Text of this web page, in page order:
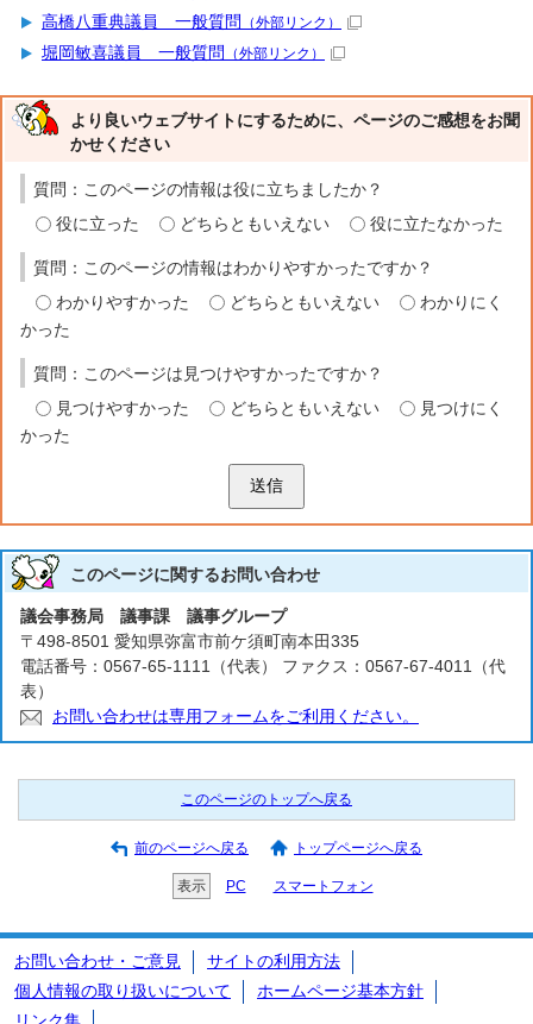
高橋八重典議員 一般質問 （外部リンク）
堀岡敏喜議員 一般質問 （外部リンク）
より良いウェブサイトにするために、ページのご感想をお聞
かせください
質問：このページの情報は役に立ちましたか？
役に立った
どちらともいえない 役に立たなかった
質問：このページの情報はわかりやすかったですか？
わかりやすかった
どちらともいえない
わかりにく
かった
質問：このページは見つけやすかったですか？
見つけやすかった
どちらともいえない
見つけにく
かった
送信
このページに関するお問い合わせ
議会事務局 議事課 議事グループ
〒498-8501 愛知県弥富市前ケ須町南本田335
電話番号：0567-65-1111（代表） ファクス：0567-67-4011（代
表）
お問い合わせは専用フォームをご利用ください。
このページのトップへ戻る
前のページへ戻る トップページへ戻る
表示 PC スマートフォン
お問い合わせ・ご意見
サイトの利用方法
個人情報の取り扱いについて
ホームページ基本方針